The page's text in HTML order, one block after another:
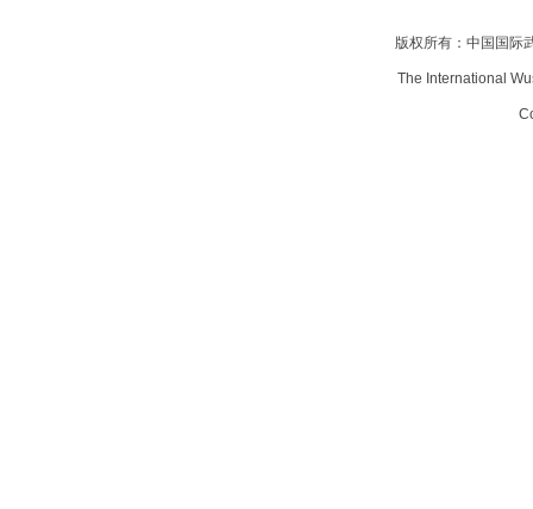
版权所有：中国国际
The International